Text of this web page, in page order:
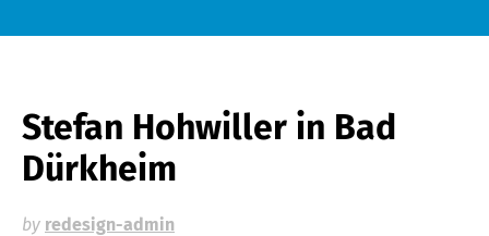
Stefan Hohwiller in Bad
Dürkheim
by redesign-admin